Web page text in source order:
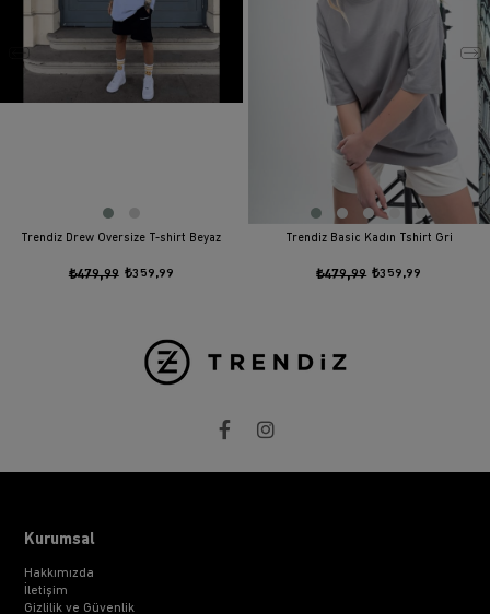
Trendiz Drew Oversize T-shirt Beyaz
₺359,99
₺479,99
Trendiz Basic Kadın Tshirt Gri
₺359,99
₺479,99
Kurumsal
Hakkımızda
İletişim
Gizlilik ve Güvenlik